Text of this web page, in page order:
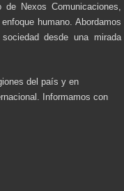
Nexos Comunicaciones,
humano. Abordamos
desde una mirada
del país y en
Informamos con